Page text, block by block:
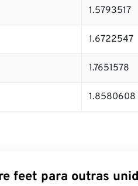
1.5793517
1.6722547
1.7651578
1.8580608
feet para outras